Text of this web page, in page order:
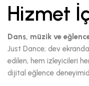
Hizmet
Dans, müzik ve
Just Dance; dev
edilen, hem izleyicileri
dijital eğlence